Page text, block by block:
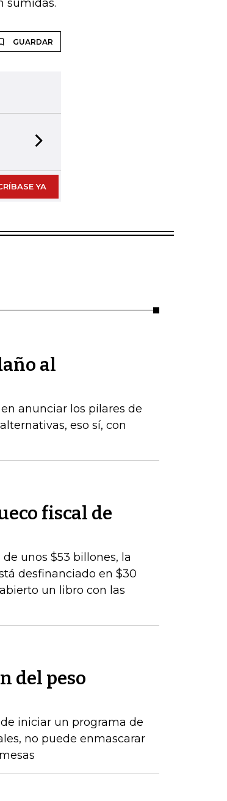
sumidas.
GUARDAR
YA
al
anunciar los pilares de
eso sí, con
fiscal de
unos $53 billones, la
desfinanciado en $30
un libro con las
del peso
iniciar un programa de
no puede enmascarar